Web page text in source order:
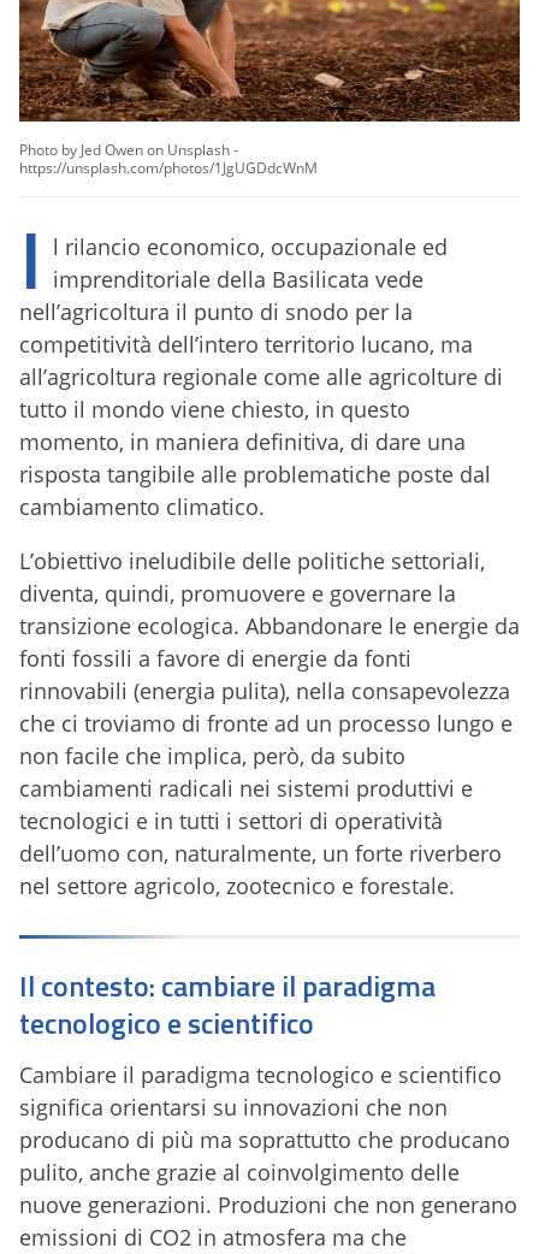
Photo by Jed Owen on Unsplash -
https://unsplash.com/photos/1JgUGDdcWnM
I
l rilancio economico, occupazionale ed
imprenditoriale della Basilicata vede
nell’agricoltura il punto di snodo per la
competitività dell’intero territorio lucano, ma
all’agricoltura regionale come alle agricolture di
tutto il mondo viene chiesto, in questo
momento, in maniera definitiva, di dare una
risposta tangibile alle problematiche poste dal
cambiamento climatico.
L’obiettivo ineludibile delle politiche settoriali,
diventa, quindi, promuovere e governare la
transizione ecologica. Abbandonare le energie da
fonti fossili a favore di energie da fonti
rinnovabili (energia pulita), nella consapevolezza
che ci troviamo di fronte ad un processo lungo e
non facile che implica, però, da subito
cambiamenti radicali nei sistemi produttivi e
tecnologici e in tutti i settori di operatività
dell’uomo con, naturalmente, un forte riverbero
nel settore agricolo, zootecnico e forestale.
Il contesto: cambiare il paradigma
tecnologico e scientifico
Cambiare il paradigma tecnologico e scientifico
significa orientarsi su innovazioni che non
producano di più ma soprattutto che producano
pulito, anche grazie al coinvolgimento delle
nuove generazioni. Produzioni che non generano
emissioni di CO2 in atmosfera ma che